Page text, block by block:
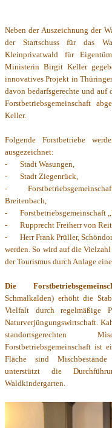
Neben der Auszeichnung der
der Startschuss für das
Kleinprivatwald für
Ministerin Birgit Keller
innovatives Projekt in
davon bedarfsgerechte und
Forstbetriebsgemeinschaft
Keller.
Folgende Forstbetriebe
ausgezeichnet:
- Stadt Wasungen,
- Stadt Ziegenrück,
-
Breitenbach,
- Forstbetriebsgemeinschaft
- Rupprecht Freiherr von
- Herr Frank Prüller,
werden. So wird auf die
der Tourismus durch Anlage
Die
Schmalkalden) erhöht die
Vielfalt durch regelmäßige
Naturverjüngungswirtschaft.
standortsgerechten
Forstbetriebsgemeinschaft ist
Fläche sind Mischbestände
unterstützt die
Waldkindergarten.